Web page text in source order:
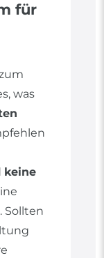
für
was
keine
Sollten